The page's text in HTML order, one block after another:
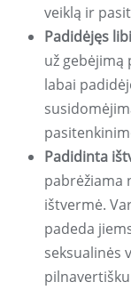
veiklą ir
Padidėjęs
už gebėjimą
labai
Padidinta
pabrėžiama
ištvermė.
padeda
seksualinės